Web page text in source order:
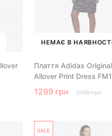
НЕМАЄ В
Плаття Adidas
Allover Print Dress
1299 грн 2199 грн